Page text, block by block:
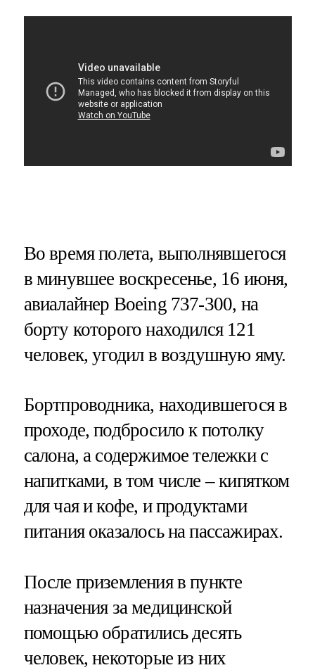
Во время полета, выполнявшегося
в минувшее воскресенье, 16 июня,
авиалайнер Boeing 737-300, на
борту которого находился 121
человек, угодил в воздушную яму.
Бортпроводника, находившегося в
проходе, подбросило к потолку
салона, а содержимое тележки с
напитками, в том числе – кипятком
для чая и кофе, и продуктами
питания оказалось на пассажирах.
После приземления в пункте
назначения за медицинской
помощью обратились десять
человек, некоторые из них